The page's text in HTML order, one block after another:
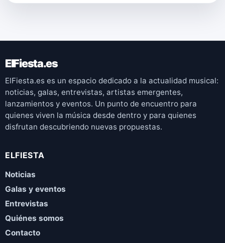
ElFiesta.es
ElFiesta.es es un espacio dedicado a la actualidad musical:
noticias, galas, entrevistas, artistas emergentes,
lanzamientos y eventos. Un punto de encuentro para
quienes viven la música desde dentro y para quienes
disfrutan descubriendo nuevas propuestas.
ELFIESTA
Noticias
Galas y eventos
Entrevistas
Quiénes somos
Contacto